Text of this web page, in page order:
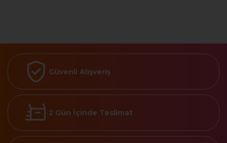
Güvenli Alışveriş
2 Gün İçinde Teslimat